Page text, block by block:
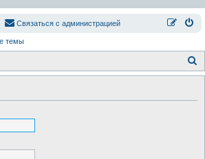
Связаться с администрацией
темы
о